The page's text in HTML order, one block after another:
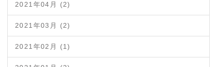
2021年04月 (2)
2021年03月 (2)
2021年02月 (1)